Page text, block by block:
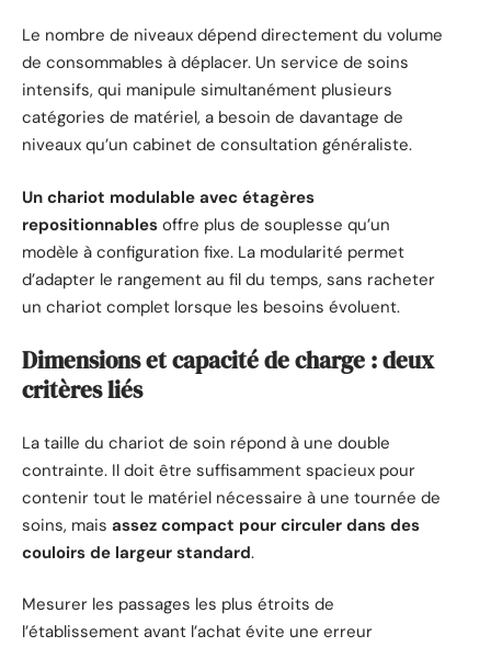
Le nombre de niveaux dépend directement du volume
de consommables à déplacer. Un service de soins
intensifs, qui manipule simultanément plusieurs
catégories de matériel, a besoin de davantage de
niveaux qu’un cabinet de consultation généraliste.
Un chariot modulable avec étagères
repositionnables offre plus de souplesse qu’un
modèle à configuration fixe. La modularité permet
d’adapter le rangement au fil du temps, sans racheter
un chariot complet lorsque les besoins évoluent.
Dimensions et capacité de charge : deux
critères liés
La taille du chariot de soin répond à une double
contrainte. Il doit être suffisamment spacieux pour
contenir tout le matériel nécessaire à une tournée de
soins, mais assez compact pour circuler dans des
couloirs de largeur standard.
Mesurer les passages les plus étroits de
l’établissement avant l’achat évite une erreur